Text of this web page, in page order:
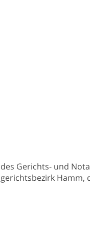
Gerichts- und
Hamm,